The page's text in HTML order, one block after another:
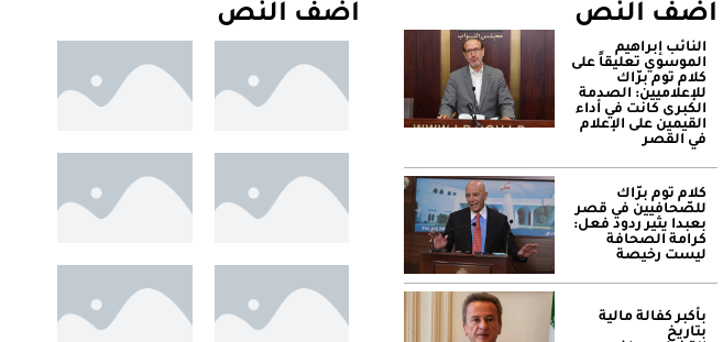
أضف النص
النائب إبراهيم
الموسوي تعليقاً على
كلام توم برّاك
للإعلاميين: الصدمة
الكبرى كانت في أداء
القيمين على ‏الإعلام
في القصر
كلام توم برّاك
للصّحافيين في قصر
بعبدا يثير ردود فعل:
كرامة الصحافة
ليست رخيصة
بأكبر كفالة مالية
بتاريخ
أضف النص